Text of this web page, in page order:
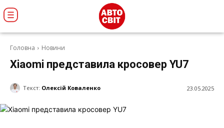
Головна Новини
Xiaomi представила кросовер YU7
Текст: Олексій Коваленко 23.05.2025